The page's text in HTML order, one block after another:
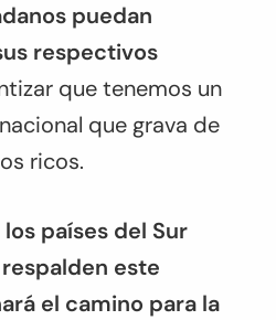
puedan
respectivos
que tenemos un
que grava de
ricos.
países del Sur
este
el camino para la